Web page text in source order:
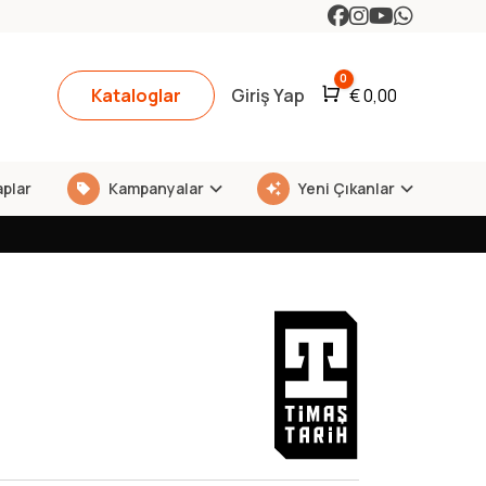
Kataloglar Giriş Yap Araba
0
€0,00
Kampanyalar Yeni Çıkanlar